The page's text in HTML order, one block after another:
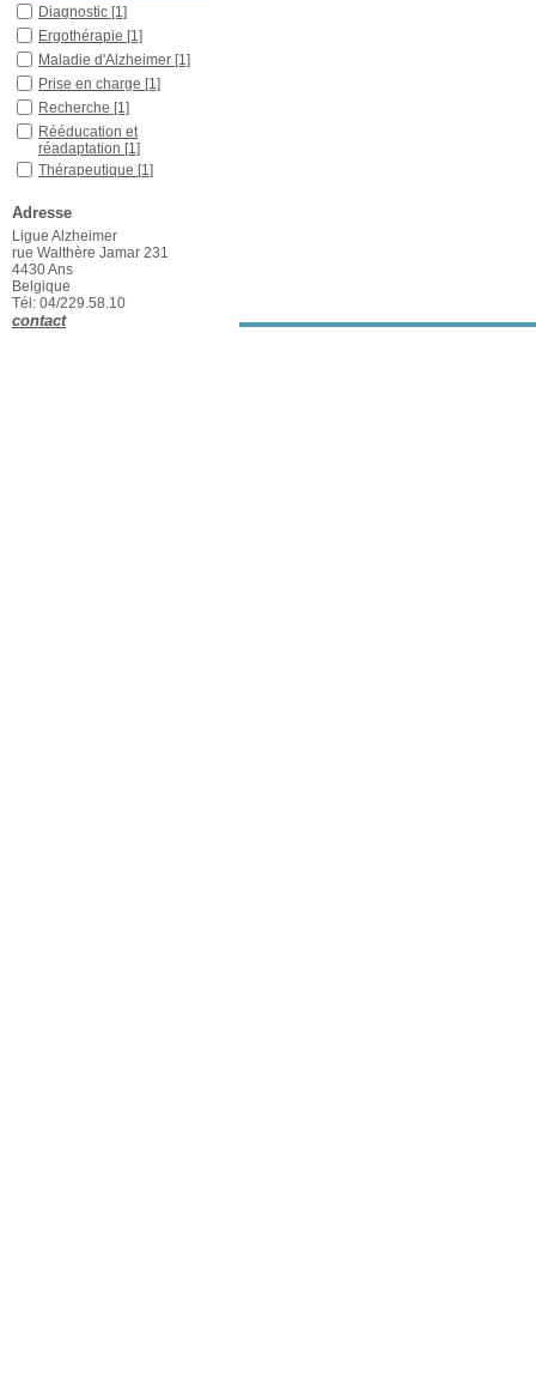
Diagnostic [1]
Ergothérapie [1]
Maladie d'Alzheimer [1]
Prise en charge [1]
Recherche [1]
Rééducation et
réadaptation [1]
Thérapeutique [1]
Ans[1]
Section
Ouvrages
Adresse
Ligue Alzheimer
rue Walthère Jamar 231
4430 Ans
Belgique
Tél: 04/229.58.10
contact